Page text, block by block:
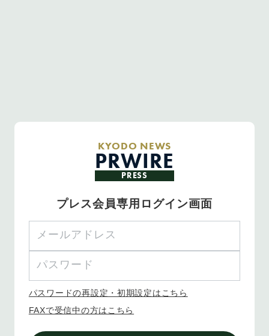
KYODO NEWS
PRWIRE
PRESS
プレス会員専用ログイン画面
パスワードの再設定・初期設定はこちら
FAXで受信中の方はこちら